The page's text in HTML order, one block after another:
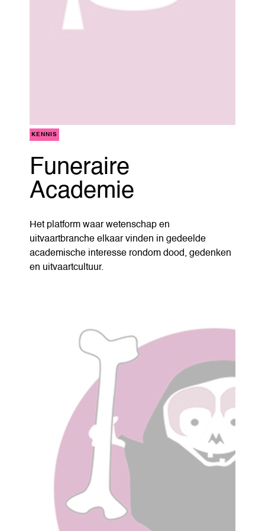
KENNIS
Funeraire
Academie
Het platform waar wetenschap en
uitvaartbranche elkaar vinden in gedeelde
academische interesse rondom dood, gedenken
en uitvaartcultuur.